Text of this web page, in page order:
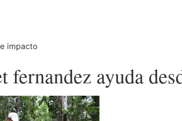
impacto
fernandez ayuda